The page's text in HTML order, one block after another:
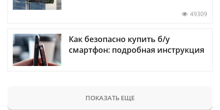
49309
Как безопасно купить б/у
смартфон: подробная инструкция
ПОКАЗАТЬ ЕЩЕ